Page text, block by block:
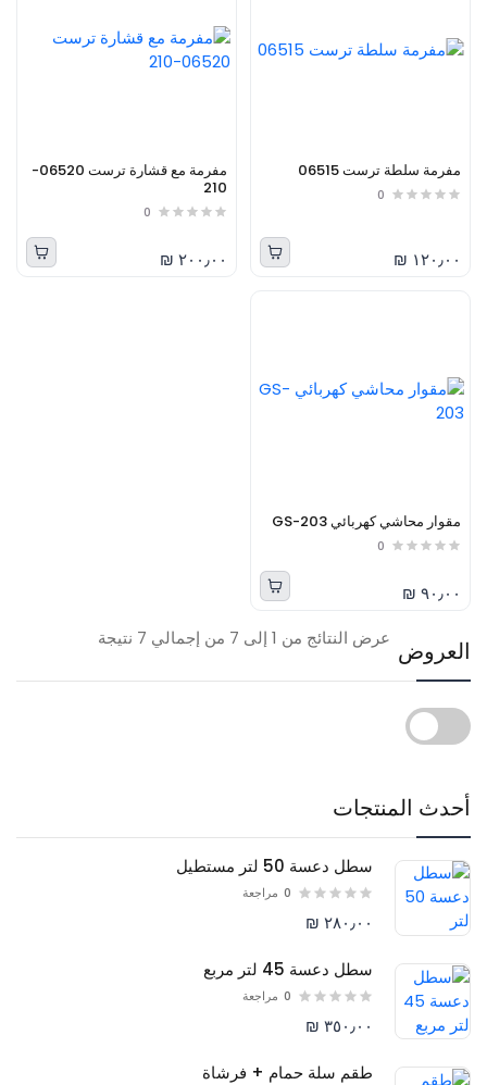
العروض
أحدث المنتجات
سطل دعسة 50 لتر مستطيل
0 مراجعة
٢٨٠٫٠٠ ₪
سطل دعسة 45 لتر مربع
0 مراجعة
٣٥٠٫٠٠ ₪
طقم سلة حمام + فرشاة
مفرمة سلطة ترست 06515
0
١٢٠٫٠٠ ₪
مفرمة مع قشارة ترست 06520-
210
0
٢٠٠٫٠٠ ₪
مقوار محاشي كهربائي GS-203
0
٩٠٫٠٠ ₪
عرض النتائج من 1 إلى 7 من إجمالي 7 نتيجة